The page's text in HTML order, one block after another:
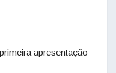
apresentação